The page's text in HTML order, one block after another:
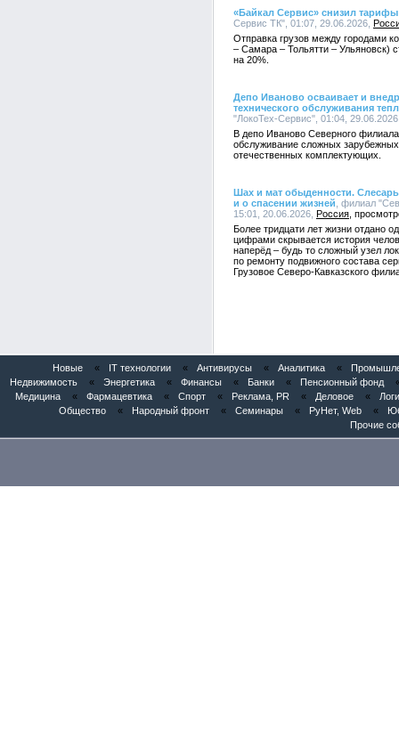
«Байкал Сервис» снизил
Сервис ТК", 01:07, 29.06.2026,
Отправка грузов между городами
– Самара – Тольятти – Ульяновск)
на 20%.
Депо Иваново осваивает и
технического обслуживания
"ЛокоТех-Сервис", 01:04,
В депо Иваново Северного
обслуживание сложных
отечественных комплектующих.
Шах и мат обыденности.
и о спасении жизней , филиал
15:01, 20.06.2026, Россия
Более тридцати лет жизни отдано
цифрами скрывается история
наперёд – будь то сложный узел
по ремонту подвижного состава
Грузовое Северо-Кавказского
Новые « IT технологии « Антивирусы « Аналитика «
Недвижимость
« Энергетика « Финансы « Банки « Пенсионный фонд
Медицина
« Фармацевтика « Спорт « Реклама, PR « Деловое «
Общество
« Народный фронт « Семинары « РуНет, Web «
Прочие